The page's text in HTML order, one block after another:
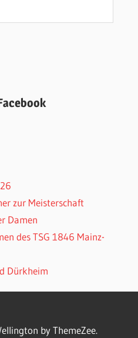
zur Meisterschaft
Damen
des TSG 1846 Mainz-
Dürkheim
by ThemeZee.